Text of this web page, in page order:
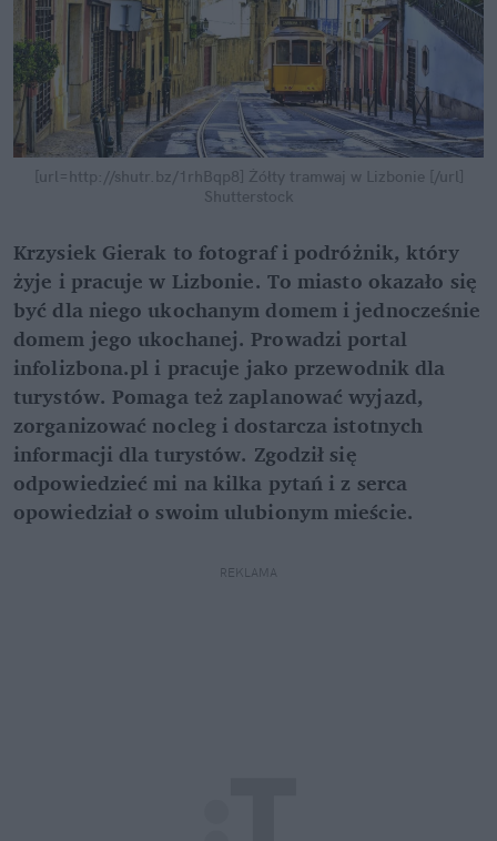
[url=http://shutr.bz/1rhBqp8] Żółty tramwaj w Lizbonie [/url]
Shutterstock
Krzysiek Gierak to fotograf i podróżnik, który
żyje i pracuje w Lizbonie. To miasto okazało się
być dla niego ukochanym domem i jednocześnie
domem jego ukochanej. Prowadzi portal
infolizbona.pl i pracuje jako przewodnik dla
turystów. Pomaga też zaplanować wyjazd,
zorganizować nocleg i dostarcza istotnych
informacji dla turystów. Zgodził się
odpowiedzieć mi na kilka pytań i z serca
opowiedział o swoim ulubionym mieście.
REKLAMA